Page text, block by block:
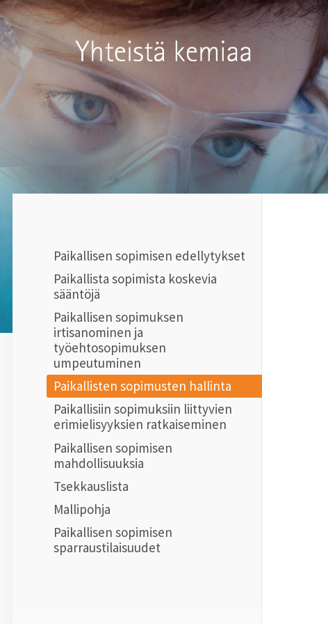
Siirry
sivun
sisältöön
Kemianteollisuus ry
Paikallisen sopimisen edellytykset
Paikallista sopimista koskevia
sääntöjä
Paikallisen sopimuksen
irtisanominen ja
työehtosopimuksen
umpeutuminen
Paikallisten sopimusten hallinta
Paikallisiin sopimuksiin liittyvien
erimielisyyksien ratkaiseminen
Paikallisen sopimisen
mahdollisuuksia
Tsekkauslista
Mallipohja
Paikallisen sopimisen
sparraustilaisuudet